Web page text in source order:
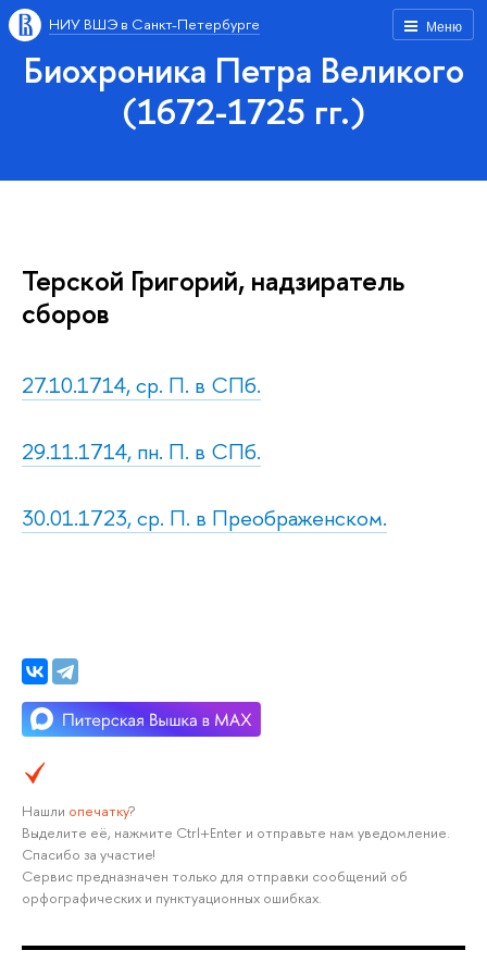
Меню
НИУ ВШЭ в Санкт-Петербурге
Биохроника Петра Великого
(1672-1725 гг.)
Терской Григорий, надзиратель
сборов
27.10.1714, ср. П. в СПб.
29.11.1714, пн. П. в СПб.
30.01.1723, ср. П. в Преображенском.
Нашли опечатку?
Выделите её, нажмите Ctrl+Enter и отправьте нам уведомление.
Спасибо за участие!
Сервис предназначен только для отправки сообщений об
орфографических и пунктуационных ошибках.